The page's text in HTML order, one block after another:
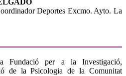
Deportes Excmo. Ayto. La
Fundació per a la Investigació,
de la Psicologia de la Comunitat